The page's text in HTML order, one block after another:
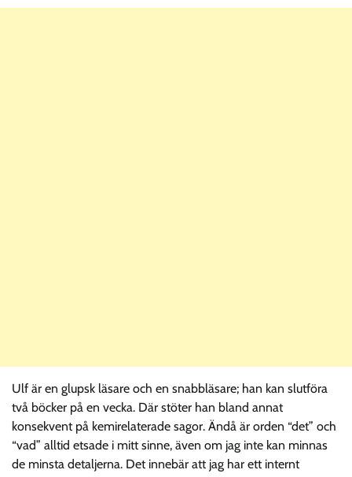
Ulf är en glupsk läsare och en snabbläsare; han kan slutföra
två böcker på en vecka. Där stöter han bland annat
konsekvent på kemirelaterade sagor. Ändå är orden “det” och
“vad” alltid etsade i mitt sinne, även om jag inte kan minnas
de minsta detaljerna. Det innebär att jag har ett internt